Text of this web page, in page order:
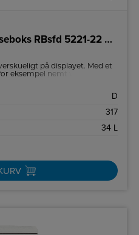
Liebherr Køleskab m/fryseboks RBsfd 5221-22 001
på displayet. Med et
eksempel nemt vælge
D
317
34 L